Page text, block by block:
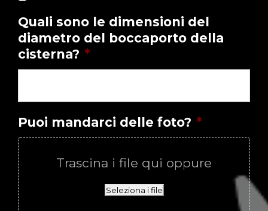
Quali sono le dimensioni del
diametro del boccaporto della
cisterna? *
Puoi mandarci delle foto? *
Trascina i file qui oppure
Seleziona i file